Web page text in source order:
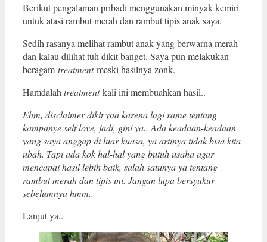
Berikut pengalaman pribadi menggunakan minyak kemiri
untuk atasi rambut merah dan rambut tipis anak saya.
Sedih rasanya melihat rambut anak yang berwarna merah
dan kalau dilihat tuh dikit banget. Saya pun melakukan
beragam treatmentmeski hasilnya zonk.
Hamdalah treatmentkali ini membuahkan hasil..
Ehm, disclaimer dikit yaa karena lagi rame tentang
kampanye self love, jadi, gini ya.. Ada keadaan-keadaan
yang saya anggap di luar kuasa, ya artinya tidak bisa kita
ubah. Tapi ada kok hal-hal yang butuh usaha agar
mencapai hasil lebih baik, salah satunya ya tentang
rambut merah dan tipis ini. Jangan lupa bersyukur
sebelumnya hmm..
Lanjut ya..